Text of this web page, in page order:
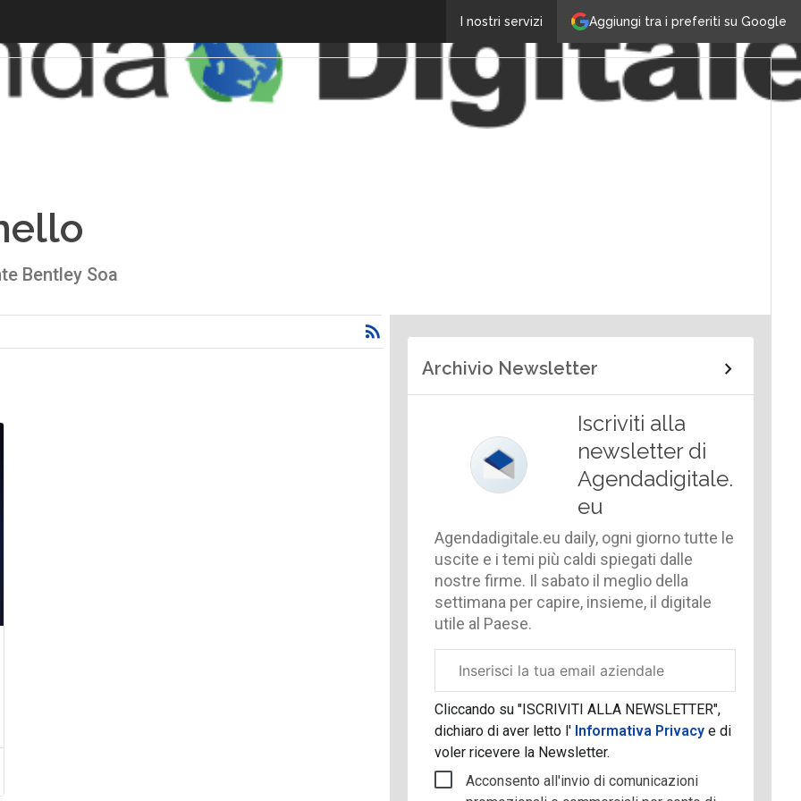
Aggiungi tra i preferiti su Google
I nostri servizi
Bentley Soa
Archivio Newsletter
Iscriviti alla
newsletter di
Agendadigitale.
eu
Agendadigitale.eu daily, ogni giorno tutte le
uscite e i temi più caldi spiegati dalle
nostre firme. Il sabato il meglio della
settimana per capire, insieme, il digitale
utile al Paese.
aziendale
Cliccando su "ISCRIVITI ALLA NEWSLETTER",
dichiaro di aver letto l' Informativa Privacye di
voler ricevere la Newsletter.
Acconsento all'invio di comunicazioni